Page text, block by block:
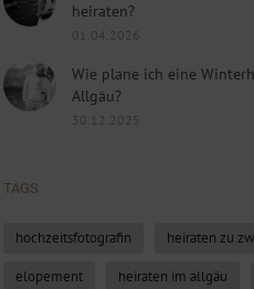
heiraten?
01.04.2026
Wie plane ich eine
Allgäu?
30.12.2025
TAGS
hochzeitsfotografin heiraten zu
elopement heiraten im allgäu